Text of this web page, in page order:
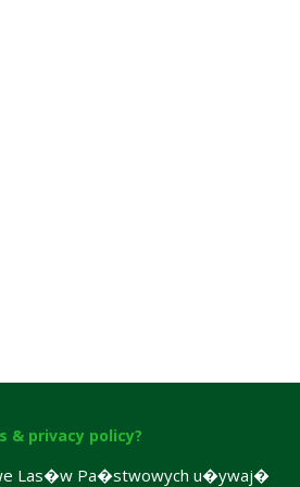
& privacy policy?
Las�w Pa�stwowych u�ywaj�